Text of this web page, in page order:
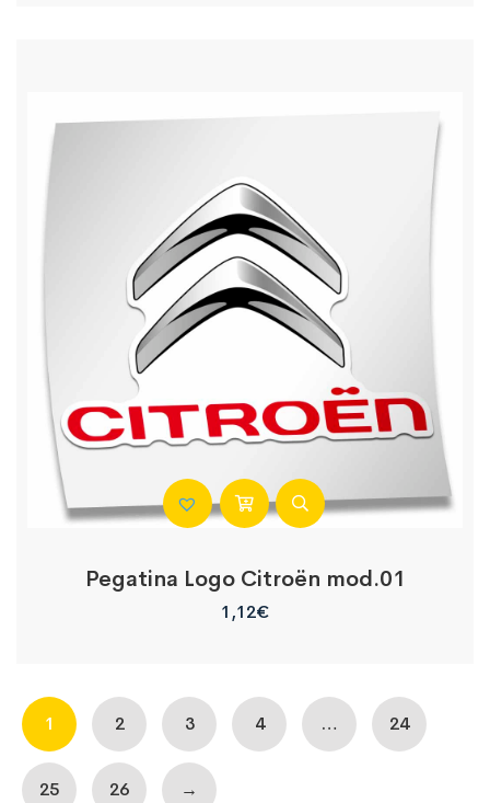
Pegatina Logo Citroën mod.01
1,12€
1 2 3 4 … 24
25 26 →